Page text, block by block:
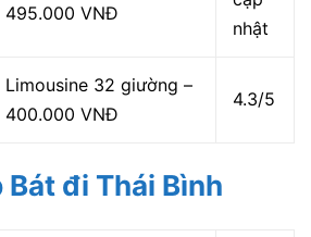
495.000 VNĐ
nhật
Limousine 32 giường –
400.000 VNĐ
4.3/5
Bát đi Thái Bình